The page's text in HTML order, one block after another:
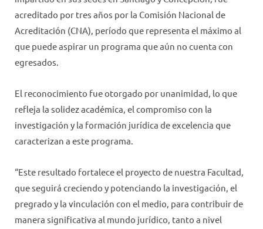
acreditado por tres años por la Comisión Nacional de
Acreditación (CNA), período que representa el máximo al
que puede aspirar un programa que aún no cuenta con
egresados.
El reconocimiento fue otorgado por unanimidad, lo que
refleja la solidez académica, el compromiso con la
investigación y la formación jurídica de excelencia que
caracterizan a este programa.
“Este resultado fortalece el proyecto de nuestra Facultad,
que seguirá creciendo y potenciando la investigación, el
pregrado y la vinculación con el medio, para contribuir de
manera significativa al mundo jurídico, tanto a nivel